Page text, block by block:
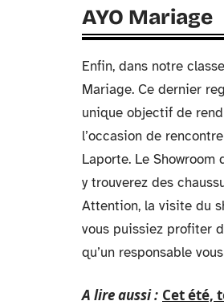
AYO Mariage
Enfin, dans notre
Mariage. Ce dernier
unique objectif de
l’occasion de
Laporte. Le Showroom
y trouverez des
Attention, la visite du
vous puissiez profiter
qu’un responsable
A lire aussi : Cet été,